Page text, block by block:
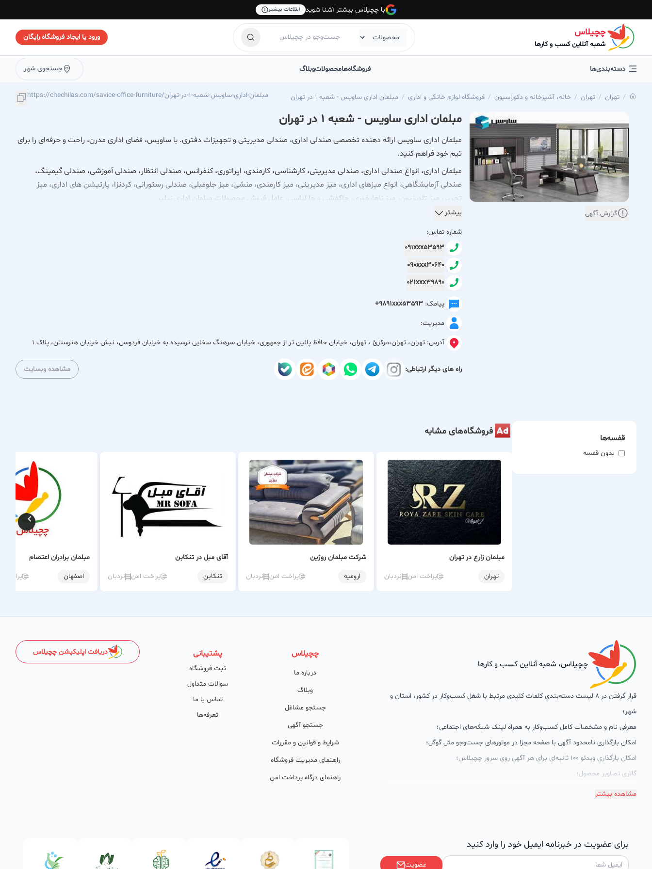
با چچیلاس بیشتر آشنا شوید اطلاعات بیشتر
چچیلاس
شعبه آنلاین کسب و کارها
ورود یا ایجاد فروشگاه رایگان
دسته‌بندی‌ها فروشگاه‌هامحصولاتوبلاگ جستجوی شهر
تهران تهران خانه، آشپزخانه و دکوراسیون فروشگاه لوازم خانگی و اداری مبلمان اداری ساویس - شعبه 1 در تهران https://chechilas.com/savice-office-furniture/مبلمان-اداری-ساویس-شعبه-1-در-تهران
گزارش آگهی
مبلمان اداری ساویس - شعبه 1 در تهران
مبلمان اداری ساویس ارائه دهنده تخصصی صندلی اداری، صندلی مدیریتی و تجهیزات دفتری. با ساویس، فضای اداری مدرن، راحت و حرفه‌ای را برای
تیم خود فراهم کنید.
مبلمان اداری، انواع صندلی اداری، صندلی مدیریتی، کارشناسی، کارمندی، اپراتوری، کنفرانس، صندلی انتظار، صندلی آموزشی، صندلی گیمینگ،
صندلی آزمایشگاهی، انواع میزهای اداری، میز مدیریتی، میز کارمندی، منشی، میز جلومبلی، صندلی رستورانی، کردنزا، پارتیشن های اداری، میز
تحریر، میز تلویزیون، میز ناهارخوری، جاکفشی و جا لباسی، عامل فروش محصولات مبلمان اداری نیلپر
بیشتر
شماره تماس:
091xxx53593
090xxx30640
021xxx39890
پیامک: +9891xxx53593
مدیریت:
آدرس: تهران، تهران،مركزئ ، تهران، خیابان حافظ پائین تر از جمهوری، خیابان سرهنگ سخایی نرسیده به خیابان فردوسی، نبش خیابان هنرستان، پلاک 1
راه های دیگر ارتباطی: مشاهده وبسایت
قفسه‌ها
بدون قفسه
فروشگاه‌های مشابه
مبلمان زارع در تهران
تهران پراخت امن نردبان
شرکت مبلمان روژین
ارومیه پراخت امن نردبان
آقای مبل در تنکابن
تنكابن پراخت امن نردبان
مبلمان برادران اعتصام
اصفهان پراخت
چچیلاس، شعبه آنلاین کسب و کارها
قرار گرفتن در 8 لیست دسته‌بندی کلمات کلیدی مرتبط با شغل کسب‌وکار در کشور، استان و
شهر؛
معرفی نام و مشخصات کامل کسب‌وکار به همراه لینک شبکه‌های اجتماعی؛
امکان بارگذاری نامحدود آگهی با صفحه مجزا در موتورهای جست‌وجو مثل گوگل؛
امکان بارگذاری ویدئو 100 ثانیه‌ای برای هر آگهی روی سرور چچیلاس؛
گالری تصاویر محصول؛
امکان دسته‌بندی آگهی‌ها
چچیلاس با کلمات کلیدی بسیار خوبی رتبه دریافت کرده و بازخورد‌های بسیار خوبی گرفته‌اند.
طی تماس‌های دوره‌ای پشتیبان‌ها (هر 45 روز تا 60 روز یک‌بار)، صاحبین کسب‌وکارها با
مشاهده بیشتر
چچیلاس
درباره ما
وبلاگ
جستجو مشاغل
جستجو آگهی
شرایط و قوانین و مقررات
راهنمای مدیریت فروشگاه
راهنمای درگاه پرداخت امن
پشتیبانی
ثبت فروشگاه
سوالات متداول
تماس با ما
تعرفه‌ها
دریافت اپلیکیشن چچیلاس
برای عضویت در خبرنامه ایمیل خود را وارد کنید
عضویت